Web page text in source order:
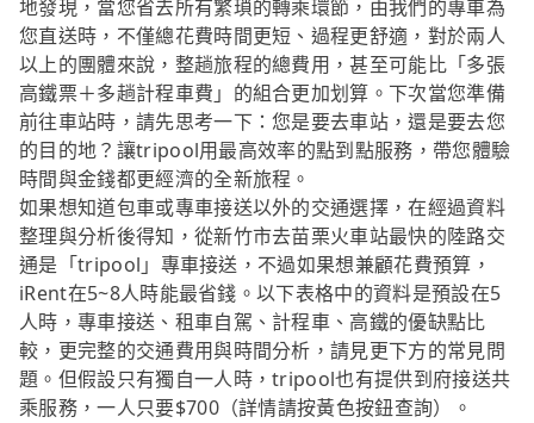
地發現，當您省去所有繁瑣的轉乘環節，由我們的專車為
您直送時，不僅總花費時間更短、過程更舒適，對於兩人
以上的團體來說，整趟旅程的總費用，甚至可能比「多張
高鐵票＋多趟計程車費」的組合更加划算。下次當您準備
前往車站時，請先思考一下：您是要去車站，還是要去您
的目的地？讓tripool用最高效率的點到點服務，帶您體驗
時間與金錢都更經濟的全新旅程。
如果想知道包車或專車接送以外的交通選擇，在經過資料
整理與分析後得知，從新竹市去苗栗火車站最快的陸路交
通是「tripool」專車接送，不過如果想兼顧花費預算，
iRent在5~8人時能最省錢。以下表格中的資料是預設在5
人時，專車接送、租車自駕、計程車、高鐵的優缺點比
較，更完整的交通費用與時間分析，請見更下方的常見問
題。但假設只有獨自一人時，tripool也有提供到府接送共
乘服務，一人只要$700（詳情請按黃色按鈕查詢）。